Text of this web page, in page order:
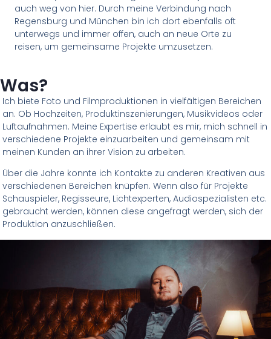
auch weg von hier. Durch meine Verbindung nach
Regensburg und München bin ich dort ebenfalls oft
unterwegs und immer offen, auch an neue Orte zu
reisen, um gemeinsame Projekte umzusetzen.
Was?
Ich biete Foto und Filmproduktionen in vielfältigen Bereichen
an. Ob Hochzeiten, Produktinszenierungen, Musikvideos oder
Luftaufnahmen. Meine Expertise erlaubt es mir, mich schnell in
verschiedene Projekte einzuarbeiten und gemeinsam mit
meinen Kunden an ihrer Vision zu arbeiten.
Über die Jahre konnte ich Kontakte zu anderen Kreativen aus
verschiedenen Bereichen knüpfen. Wenn also für Projekte
Schauspieler, Regisseure, Lichtexperten, Audiospezialisten etc.
gebraucht werden, können diese angefragt werden, sich der
Produktion anzuschließen.